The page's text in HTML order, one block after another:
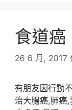
食道癌
26 6 月, 2017
有朋友因行動
治大腸癌,肺癌